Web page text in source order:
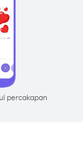
percakapan